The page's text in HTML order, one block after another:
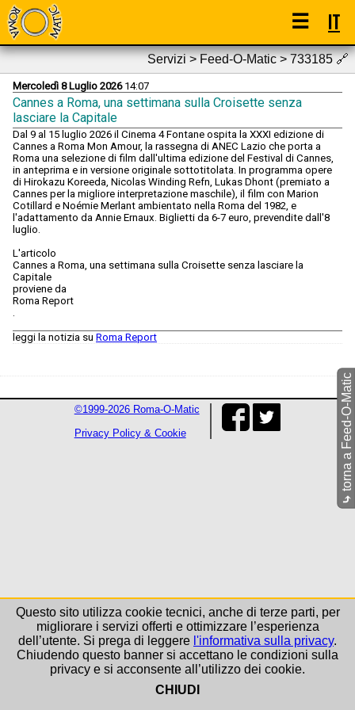
☰ IT
Servizi > Feed-O-Matic > 733185🔗
Mercoledì 8 Luglio 202614:07
Cannes a Roma, una settimana sulla Croisette senza
lasciare la Capitale
Dal 9 al 15 luglio 2026 il Cinema 4 Fontane ospita la XXXI edizione di
Cannes a Roma Mon Amour, la rassegna di ANEC Lazio che porta a
Roma una selezione di film dall'ultima edizione del Festival di Cannes,
in anteprima e in versione originale sottotitolata. In programma opere
di Hirokazu Koreeda, Nicolas Winding Refn, Lukas Dhont (premiato a
Cannes per la migliore interpretazione maschile), il film con Marion
Cotillard e Noémie Merlant ambientato nella Roma del 1982, e
l'adattamento da Annie Ernaux. Biglietti da 6-7 euro, prevendite dall'8
luglio.
L'articolo
Cannes a Roma, una settimana sulla Croisette senza lasciare la
Capitale
proviene da
Roma Report
.
leggi la notizia su Roma Report
⤷
torna a Feed-O-Matic
©1999-2026 Roma-O-Matic
Privacy Policy & Cookie
Questo sito utilizza cookie tecnici, anche di terze parti, per
migliorare i servizi offerti e ottimizzare l’esperienza
dell’utente. Si prega di leggere l'informativa sulla privacy.
Chiudendo questo banner si accettano le condizioni sulla
privacy e si acconsente all’utilizzo dei cookie.
CHIUDI